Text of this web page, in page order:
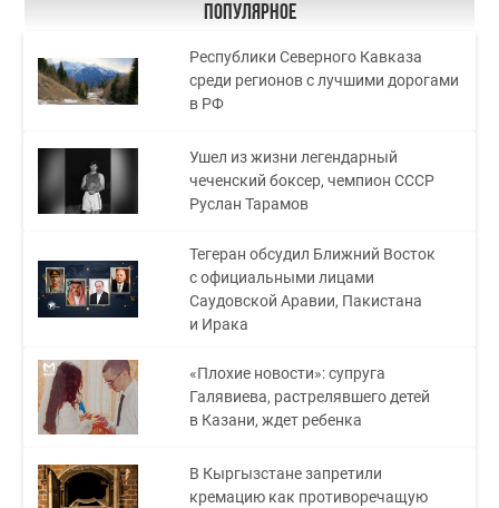
Популярное
Республики Северного Кавказа
среди регионов с лучшими дорогами
в РФ
Ушел из жизни легендарный
чеченский боксер, чемпион СССР
Руслан Тарамов
Тегеран обсудил Ближний Восток
с официальными лицами
Саудовской Аравии, Пакистана
и Ирака
«Плохие новости»: супруга
Галявиева, растрелявшего детей
в Казани, ждет ребенка
В Кыргызстане запретили
кремацию как противоречащую